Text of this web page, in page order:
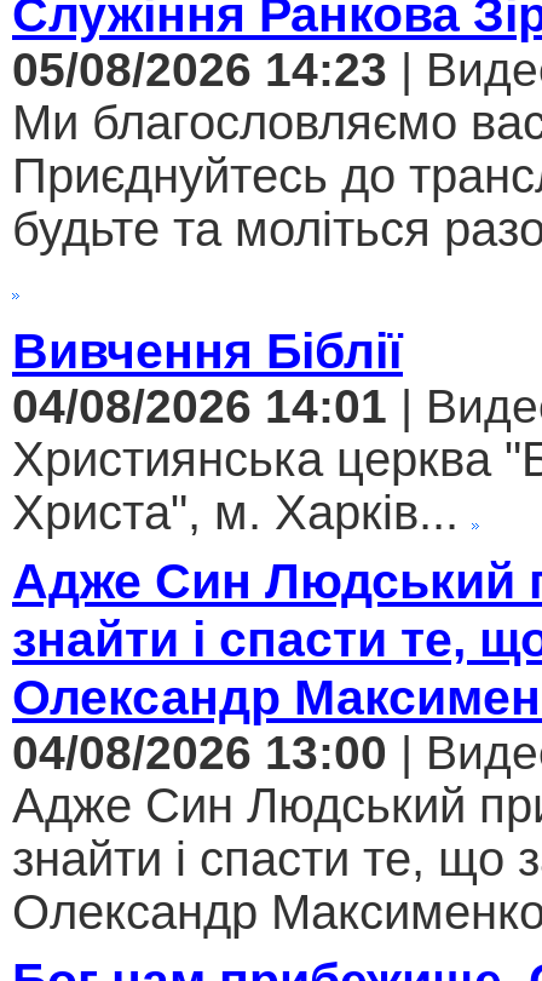
Служіння Ранкова
05/08/2026 14:23 |
Ми благословляємо
Приєднуйтесь до
будьте та моліться
Вивчення Біблії
04/08/2026 14:01 |
Християнська церква
Христа", м. Харків...
Адже Син Людський
знайти і спасти те,
Олександр
04/08/2026 13:00 |
Адже Син Людський
знайти і спасти те, що
Олександр